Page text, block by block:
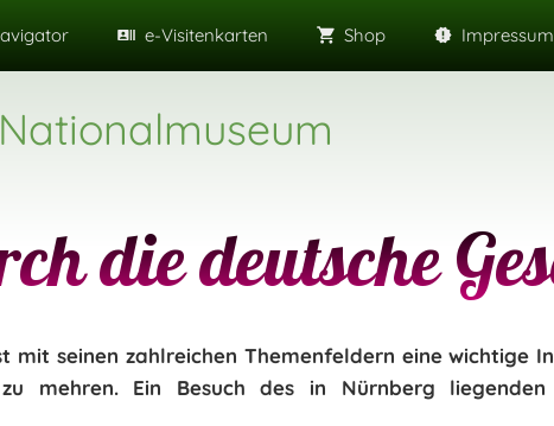
e-Visitenkarten Shop
die deutsche
mit seinen zahlreichen Themenfeldern eine wichtige
mehren. Ein Besuch des in Nürnberg